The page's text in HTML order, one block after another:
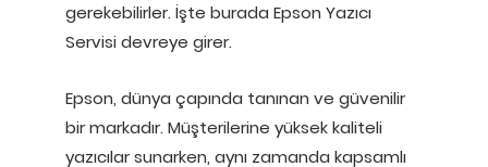
gerekebilirler. İşte burada Epson Yazıcı
Servisi devreye girer.
Epson, dünya çapında tanınan ve güvenilir
bir markadır. Müşterilerine yüksek kaliteli
yazıcılar sunarken, aynı zamanda kapsamlı